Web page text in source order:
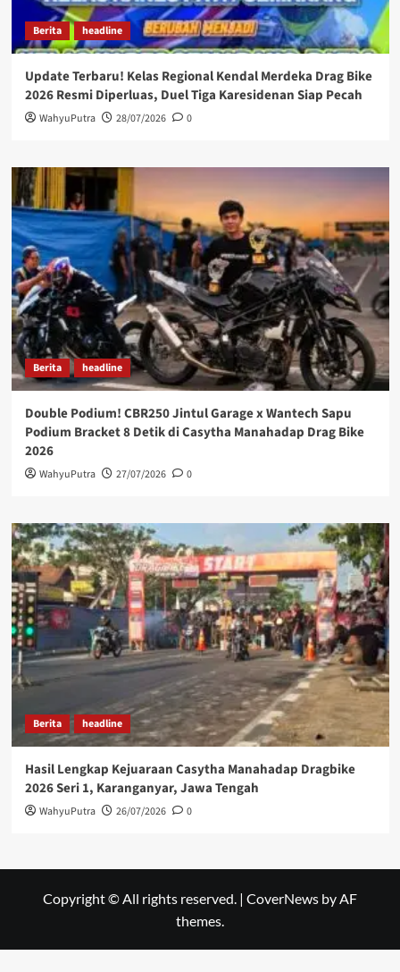
Berita headline
Update Terbaru! Kelas Regional Kendal Merdeka Drag Bike
2026 Resmi Diperluas, Duel Tiga Karesidenan Siap Pecah
WahyuPutra 28/07/2026 0
Berita headline
Double Podium! CBR250 Jintul Garage x Wantech Sapu
Podium Bracket 8 Detik di Casytha Manahadap Drag Bike
2026
WahyuPutra 27/07/2026 0
Berita headline
Hasil Lengkap Kejuaraan Casytha Manahadap Dragbike
2026 Seri 1, Karanganyar, Jawa Tengah
WahyuPutra 26/07/2026 0
Copyright © All rights reserved. | CoverNews by AF
themes.